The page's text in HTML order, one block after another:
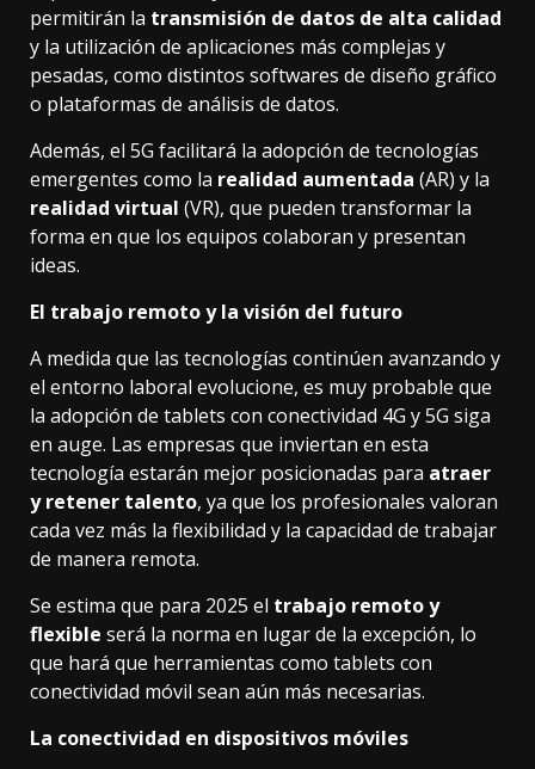
permitirán la transmisión de datos de alta calidad
y la utilización de aplicaciones más complejas y
pesadas, como distintos softwares de diseño gráfico
o plataformas de análisis de datos.
Además, el 5G facilitará la adopción de tecnologías
emergentes como la realidad aumentada (AR) y la
realidad virtual (VR), que pueden transformar la
forma en que los equipos colaboran y presentan
ideas.
El trabajo remoto y la visión del futuro
A medida que las tecnologías continúen avanzando y
el entorno laboral evolucione, es muy probable que
la adopción de tablets con conectividad 4G y 5G siga
en auge. Las empresas que inviertan en esta
tecnología estarán mejor posicionadas para atraer
y retener talento, ya que los profesionales valoran
cada vez más la flexibilidad y la capacidad de trabajar
de manera remota.
Se estima que para 2025 el trabajo remoto y
flexible será la norma en lugar de la excepción, lo
que hará que herramientas como tablets con
conectividad móvil sean aún más necesarias.
La conectividad en dispositivos móviles